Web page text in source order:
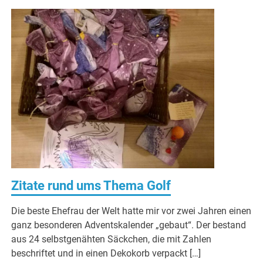
Zitate rund ums Thema Golf
Die beste Ehefrau der Welt hatte mir vor zwei Jahren einen
ganz besonderen Adventskalender „gebaut“. Der bestand
aus 24 selbstgenähten Säckchen, die mit Zahlen
beschriftet und in einen Dekokorb verpackt […]